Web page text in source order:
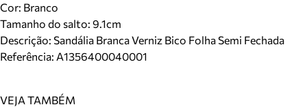
Cor: Branco
Tamanho do salto: 9.1cm
Descrição: Sandália Branca Verniz Bico Folha Semi Fechada
Referência: A1356400040001
VEJA TAMBÉM